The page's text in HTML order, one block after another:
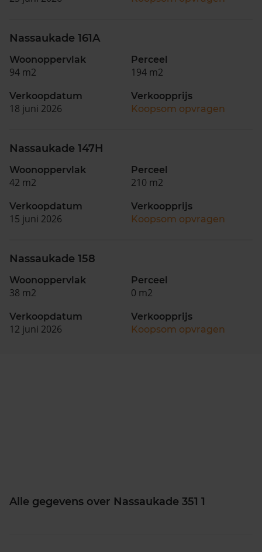
Nassaukade 161A
Woonoppervlak
94 m2
Perceel
194 m2
Verkoopdatum
18 juni 2026
Verkoopprijs
Koopsom opvragen
Nassaukade 147H
Woonoppervlak
42 m2
Perceel
210 m2
Verkoopdatum
15 juni 2026
Verkoopprijs
Koopsom opvragen
Nassaukade 158
Woonoppervlak
38 m2
Perceel
0 m2
Verkoopdatum
12 juni 2026
Verkoopprijs
Koopsom opvragen
Alle gegevens over Nassaukade 351 1